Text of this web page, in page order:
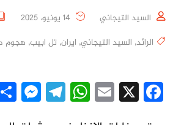
السيد التيجاني
الرائد, السيد التيجاني, ايران, تل ابيب, هجوم
Facebook
X
Email